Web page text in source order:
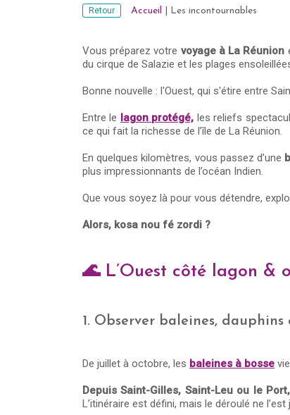
Retour Accueil Les incontournables
Vous préparez votre voyage à La Réunion
du cirque de Salazie et les plages
Bonne nouvelle : l'Ouest, qui s'étire entre
Entre le lagon protégé, les reliefs
ce qui fait la richesse de l’île de La Réunion.
En quelques kilomètres, vous passez d’une
plus impressionnants de l’océan Indien.
Que vous soyez là pour vous détendre,
Alors, kosa nou fé zordi ?
🌊 L’Ouest côté lagon &
1. Observer baleines,
De juillet à octobre, les baleines à bosse
Depuis Saint-Gilles, Saint-Leu ou le
L’itinéraire est défini, mais le déroulé ne